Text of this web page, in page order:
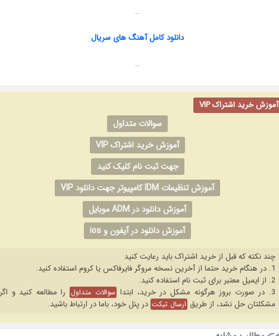
…
دانلود کامل آهنگ های سریال
…
آموزش خرید اشتراک VIP
سوالات متداول
آموزش خرید اشتراک VIP
جهت ثبت نام کلیک کنید
آموزش تنظیمات IDM کامپیوتر جهت دانلود VIP
آموزش دانلود در ADM موبایل
آموزش دانلود در آیفون و ios
چند نکته که قبل از خرید اشتراک باید رعایت کنید
1. در هنگام خرید حتما از آخرین نسخه مروگر فایرفاکس یا کروم استفاده کنید.
2. از ایمیل معتبر برای ثبت نام استفاده کنید.
3. در صورت بروز هرگونه مشکل در خرید، ابتدا
سوالات متداول را مطالعه کنید و اگر
مشکلتان حل نشد، از طریق ارسال تیکت در پنل خود، باما در ارتباط باشید.